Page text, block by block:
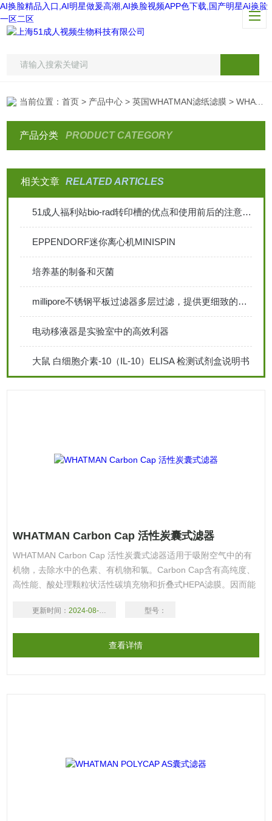
AI换脸精品入口,AI明星做爰高潮,AI换脸视频APP色下载,国产明星AI换脸
一区二区
当前位置：首页 > 产品中心 >英国WHATMAN滤纸滤膜 > WHATMAN囊式滤器
产品分类 PRODUCT CATEGORY
相关文章 RELATED ARTICLES
51成人福利站bio-rad转印槽的优点和使用前后的注意事项
EPPENDORF迷你离心机MINISPIN
培养基的制备和灭菌
millipore不锈钢平板过滤器多层过滤，提供更细致的过滤效果
电动移液器是实验室中的高效利器
大鼠 白细胞介素-10（IL-10）ELISA 检测试剂盒说明书
WHATMAN Carbon Cap 活性炭囊式滤器
WHATMAN Carbon Cap 活性炭囊式滤器适用于吸附空气中的有
机物，去除水中的色素、有机物和氯。Carbon Cap含有高纯度、
高性能、酸处理颗粒状活性碳填充物和折叠式HEPA滤膜。因而能
更新时间： 2024-08-17 型号：
查看详情